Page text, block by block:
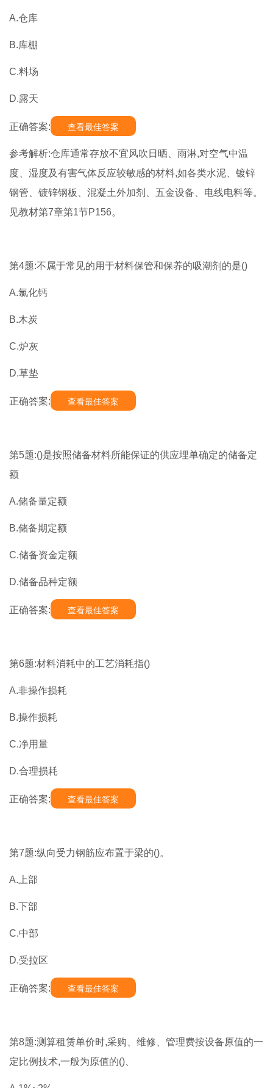
A.仓库
B.库棚
C.料场
D.露天
正确答案: 查看最佳答案
参考解析:仓库通常存放不宜风吹日晒、雨淋,对空气中温
度、湿度及有害气体反应较敏感的材料,如各类水泥、镀锌
钢管、镀锌钢板、混凝土外加剂、五金设备、电线电料等。
见教材第7章第1节P156。
第4题:不属于常见的用于材料保管和保养的吸潮剂的是()
A.氯化钙
B.木炭
C.炉灰
D.草垫
正确答案: 查看最佳答案
第5题:()是按照储备材料所能保证的供应埋单确定的储备定
额
A.储备量定额
B.储备期定额
C.储备资金定额
D.储备品种定额
正确答案: 查看最佳答案
第6题:材料消耗中的工艺消耗指()
A.非操作损耗
B.操作损耗
C.净用量
D.合理损耗
正确答案: 查看最佳答案
第7题:纵向受力钢筋应布置于梁的()。
A.上部
B.下部
C.中部
D.受拉区
正确答案: 查看最佳答案
第8题:测算租赁单价时,采购、维修、管理费按设备原值的一
定比例技术,一般为原值的()、